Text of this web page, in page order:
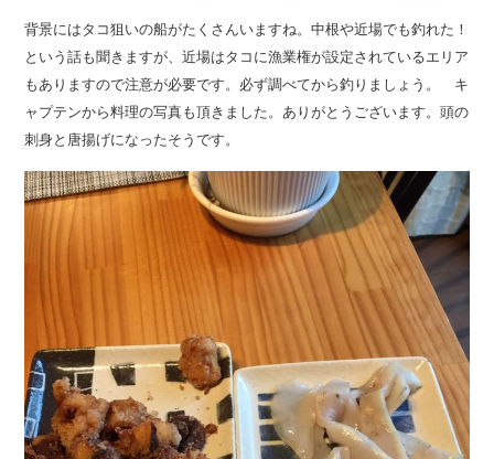
背景にはタコ狙いの船がたくさんいますね。中根や近場でも釣れた！
という話も聞きますが、近場はタコに漁業権が設定されているエリア
もありますので注意が必要です。必ず調べてから釣りましょう。 キ
ャプテンから料理の写真も頂きました。ありがとうございます。頭の
刺身と唐揚げになったそうです。